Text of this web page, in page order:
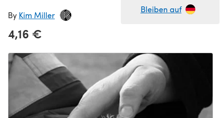
Bleiben auf
By Kim Miller
4,16 €